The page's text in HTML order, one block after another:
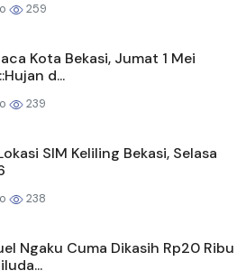
259
Kota Bekasi, Jumat 1 Mei
d...
239
SIM Keliling Bekasi, Selasa
238
Ngaku Cuma Dikasih Rp20 Ribu